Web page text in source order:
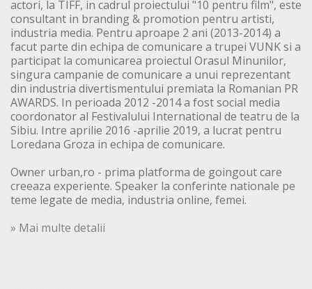
actori, la TIFF, in cadrul proiectului "10 pentru film", este
consultant in branding & promotion pentru artisti,
industria media. Pentru aproape 2 ani (2013-2014) a
facut parte din echipa de comunicare a trupei VUNK si a
participat la comunicarea proiectul Orasul Minunilor,
singura campanie de comunicare a unui reprezentant
din industria divertismentului premiata la Romanian PR
AWARDS. In perioada 2012 -2014 a fost social media
coordonator al Festivalului International de teatru de la
Sibiu. Intre aprilie 2016 -aprilie 2019, a lucrat pentru
Loredana Groza in echipa de comunicare.
Owner urban,ro - prima platforma de goingout care
creeaza experiente. Speaker la conferinte nationale pe
teme legate de media, industria online, femei.
» Mai multe detalii